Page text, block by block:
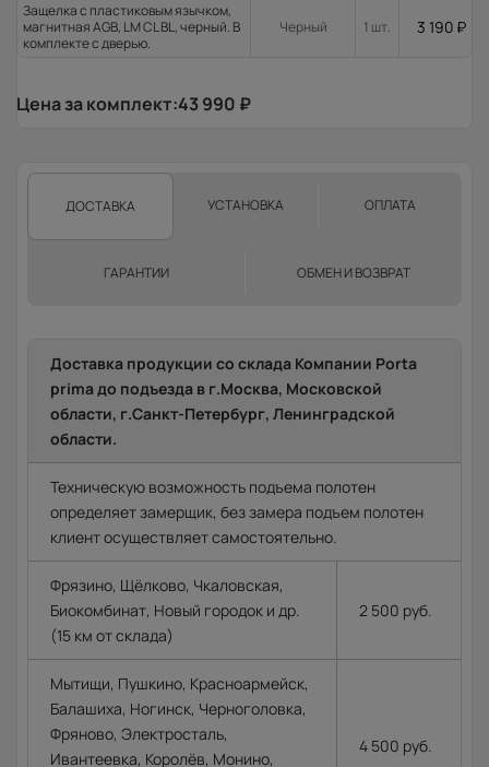
Защелка с пластиковым язычком,
магнитная AGB, LM CL BL, черный. В
комплекте с дверью.
Черный 1 шт. 3 190 ₽
Цена за комплект:43 990 ₽
ДОСТАВКА УСТАНОВКА ОПЛАТА
ГАРАНТИИ ОБМЕН И ВОЗВРАТ
Доставка продукции со склада Компании Porta
prima до подъезда в г.Москва, Московской
области, г.Санкт-Петербург, Ленинградской
области.
Техническую возможность подъема полотен
определяет замерщик, без замера подъем полотен
клиент осуществляет самостоятельно.
Фрязино, Щёлково, Чкаловская,
Биокомбинат, Новый городок и др.
(15 км от склада)
2 500 руб.
Мытищи, Пушкино, Красноармейск,
Балашиха, Ногинск, Черноголовка,
Фряново, Электросталь,
Ивантеевка, Королёв, Монино,
4 500 руб.